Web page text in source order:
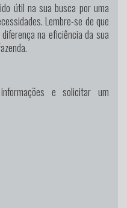
útil na sua busca por uma
Lembre-se de que
na eficiência da sua
e solicitar um